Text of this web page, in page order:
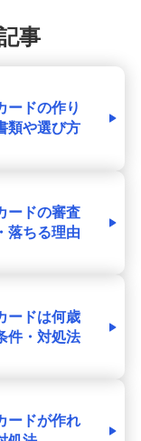
事
ードの作り
類や選び方
ードの審査
落ちる理由
ードは何歳
件・対処法
ードが作れ